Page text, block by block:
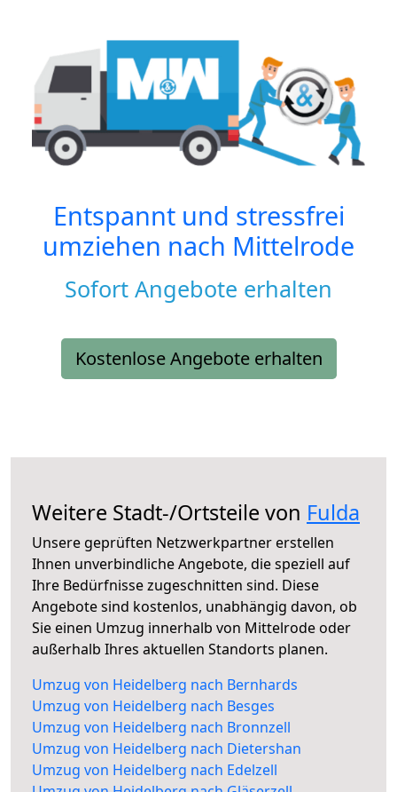
Entspannt und stressfrei
umziehen nach Mittelrode
Sofort Angebote erhalten
Kostenlose Angebote erhalten
Weitere Stadt-/Ortsteile von Fulda
Unsere geprüften Netzwerkpartner erstellen
Ihnen unverbindliche Angebote, die speziell auf
Ihre Bedürfnisse zugeschnitten sind. Diese
Angebote sind kostenlos, unabhängig davon, ob
Sie einen Umzug innerhalb von Mittelrode oder
außerhalb Ihres aktuellen Standorts planen.
Umzug von Heidelberg nach Bernhards
Umzug von Heidelberg nach Besges
Umzug von Heidelberg nach Bronnzell
Umzug von Heidelberg nach Dietershan
Umzug von Heidelberg nach Edelzell